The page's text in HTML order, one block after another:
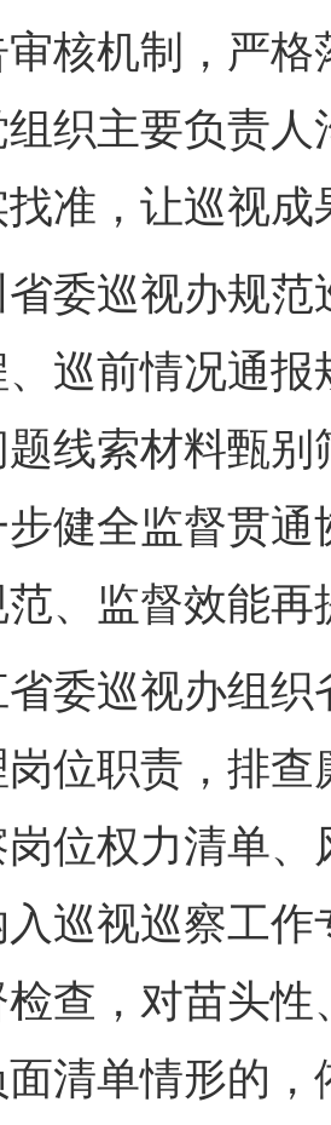
核机制，严
织主要负责
准，让巡视
巡视办规范
巡前情况通
线索材料甄
步健全监督贯
、监督效能再
巡视办组织
位职责，排
位权力清单
巡视巡察工
查，对苗头
清单情形的